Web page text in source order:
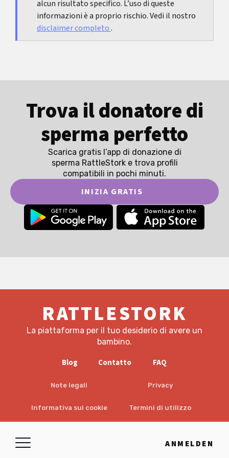
ANMELDEN
alcun risultato specifico. L’uso di queste
informazioni è a proprio rischio. Vedi il nostro
disclaimer completo.
Trova il donatore di
sperma perfetto
Scarica gratis l’app di donazione di
sperma RattleStork e trova profili
compatibili in pochi minuti.
INIZIA GRATIS
RATTLESTORK
La piattaforma per il tuo desiderio di avere un
bambino.
Blog Contatto FAQ
Note legali Privacy
Informativa sui cookie Termini di utilizzo